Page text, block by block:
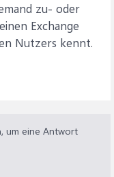
zu- oder
Exchange
Nutzers kennt.
um eine Antwort